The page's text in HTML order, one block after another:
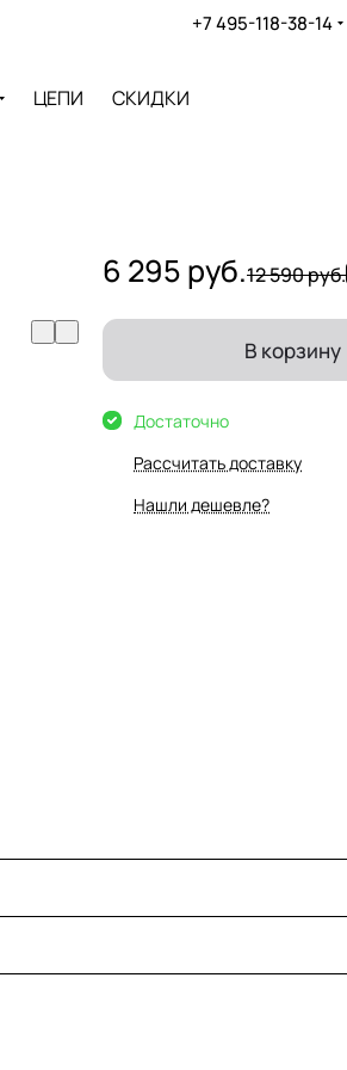
+7 495-118-38-14
ЦЕПИ СКИДКИ
6 295 руб.12 590 руб.
В корзину
Достаточно
Рассчитать доставку
Нашли дешевле?